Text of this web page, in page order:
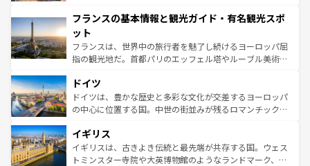
ませてくれるイタリアで、忘れられない旅をしてみよう！
なお、新着のイタリア情報は
しい。
文化が根付くこの国では、情熱的なフラメンコ、熱気あふ
れる闘牛、そして美味しいタパスが生活の一部となってい
る。首都マドリードの洗練された雰囲気や、バルセロナの
アートに溢れた街角から、地方では古代ローマ遺跡や中世
せる。地方によって風土や気候が異なるスペインはその個
性で訪れる人を魅了する。 なお、新着のスペイン情報は コ
ンテンツ一覧を参照してほしい。
フランスの基本情報と観光ガイド・有名観光スポ
ット
フランスは、世界中の旅行者を魅了し続けるヨーロッパ屈
指の観光地だ。首都パリのエッフェル塔やルーブル美術館
で、幅広い魅力が詰まっている。華麗な宮殿、歴史的な大
聖堂、美しいビーチ、そして豊かな自然が、訪れる者を心
から魅了する。また、フランスは美食の国としても知ら
いる。シャンパンの発祥地であるランス、プロヴァンスの
香り高いラベンダー畑など、多彩な楽しみ方が可能だ。さ
らに、パリ以外の地域にも魅力が溢れており、どの街角に
ドイツ
ドイツは、豊かな歴史と多彩な文化が交差するヨーロッパ
の中心に位置する国。中世の街並みが残るロマンチック街
顔を持つこの国は、どこを歩いても飽きることがない。ベ
ルリンの文化的活気、バイエルン州のアルプスの絶景、そ
してライン川沿いのワイン畑といった風景は必見。ビール
イギリス
イギリスは、古きよき伝統と最先端が共存する国。ウェス
トミンスター寺院や大英博物館のようなランドマーク、歴